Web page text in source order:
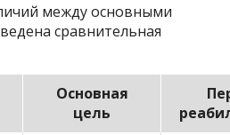
между основными
сравнительная
Основная
цель